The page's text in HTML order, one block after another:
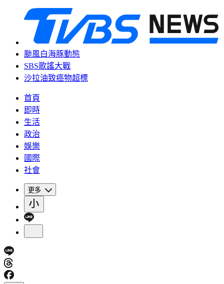
颱風白海豚動態
SBS歌謠大戰
沙拉油致癌物超標
首頁
即時
生活
政治
娛樂
國際
社會
更多